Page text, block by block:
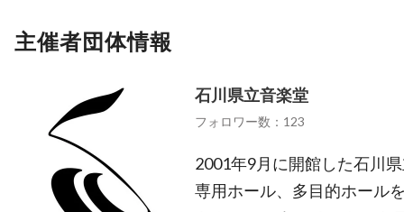
主催者団体情報
石川県立音楽堂
フォロワー数：123
2001年9月に開館した石川
専用ホール、多目的ホール